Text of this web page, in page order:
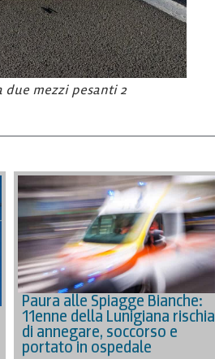
due mezzi pesanti 2
Paura alle Spiagge Bianche:
11enne della Lunigiana rischia
di annegare, soccorso e
portato in ospedale